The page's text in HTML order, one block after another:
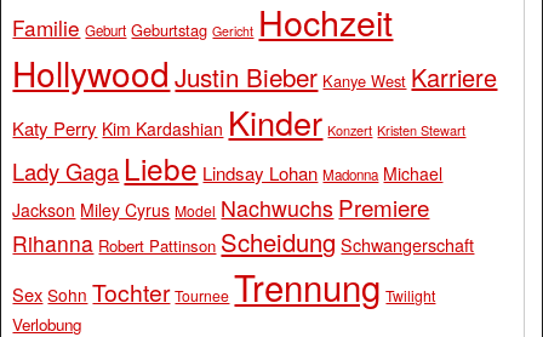
Familie Geburt Geburtstag Gericht Hochzeit
Hollywood Justin Bieber Kanye West Karriere
Katy Perry Kim Kardashian Kinder Konzert Kristen Stewart
Lady Gaga Liebe Lindsay Lohan Madonna Michael
Jackson Miley Cyrus Model Nachwuchs Premiere
Rihanna Robert Pattinson Scheidung Schwangerschaft
Sex Sohn Tochter Tournee Trennung Twilight
Verlobung